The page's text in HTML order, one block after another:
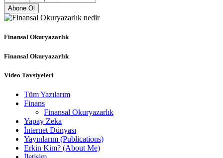
Abone Ol
Finansal Okuryazarlık
Finansal Okuryazarlık
Video Tavsiyeleri
Tüm Yazılarım
Finans
Finansal Okuryazarlık
Yapay Zeka
İnternet Dünyası
Yayınlarım (Publications)
Erkin Kim? (About Me)